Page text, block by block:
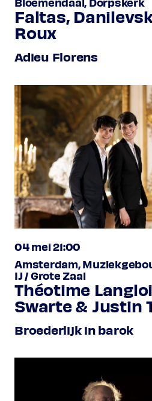
Faltas,
Roux
Adieu Florens
04 mei 21:00
Amsterdam,
IJ / Grote Zaal
Théotime
Swarte & Justin
Broederlijk in barok